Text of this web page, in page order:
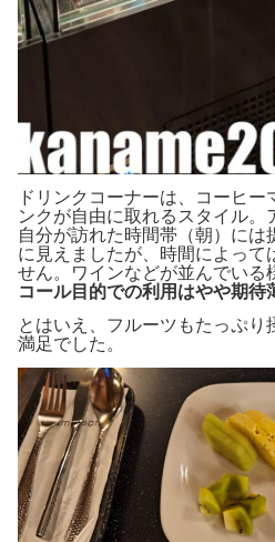
ドリンクコーナーは、コーヒー
ンクが自由に取れるスタイル。
自分が訪れた時間帯（朝）には
に見えましたが、時間によって
せん。ワインなどが並んでいる
コール目的での利用はやや期待
とはいえ、フルーツもたっぷり
満足でした。